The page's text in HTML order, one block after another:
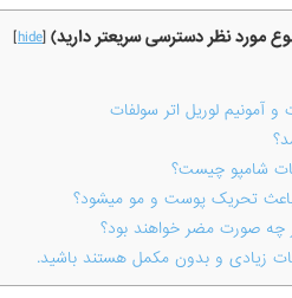
مورد نظر دسترسی سریعتر دارید) [
hide
]
آمونیم لوریل اتر سولفات
شامپو چیست؟
باعث تحریک پوست و مو میشود؟
چه صورت مضر خواهند بود؟
زیادی و بدون مکمل هستند باشید.